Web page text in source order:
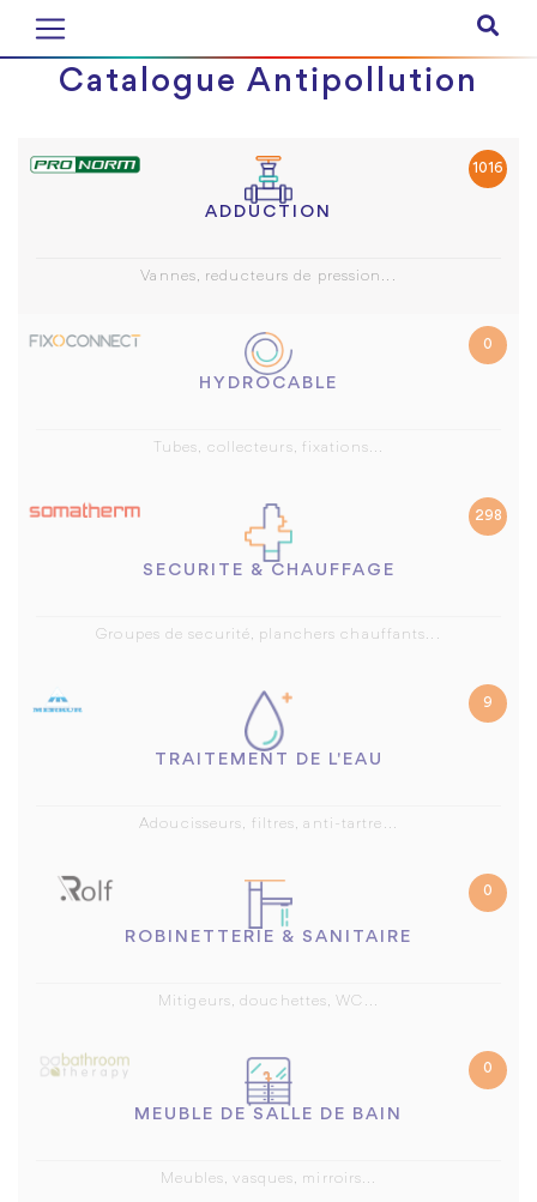
Catalogue Antipollution
1016
ADDUCTION
Vannes, reducteurs de pression...
0
HYDROCABLE
Tubes, collecteurs, fixations...
298
SECURITE & CHAUFFAGE
Groupes de securité, planchers chauffants...
9
TRAITEMENT DE L'EAU
Adoucisseurs, filtres, anti-tartre...
0
ROBINETTERIE & SANITAIRE
Mitigeurs, douchettes, WC...
0
MEUBLE DE SALLE DE BAIN
Meubles, vasques, mirroirs...